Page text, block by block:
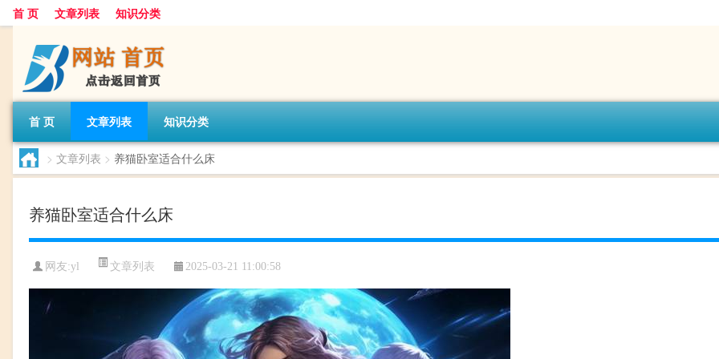
首 页 文章列表 知识分类
首 页 文章列表 知识分类
> 文章列表 > 养猫卧室适合什么床
养猫卧室适合什么床
网友:yl 文章列表 2025-03-21 11:00:58